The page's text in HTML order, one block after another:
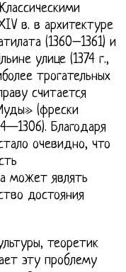
в. в архитектуре
(1360–1361) и
улице (1374 г.,
трогательных
считается
(фрески
Благодаря
очевидно, что
может являть
достояния
теоретик
эту проблему